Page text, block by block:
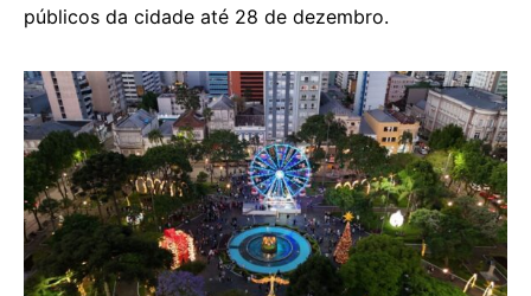
públicos da cidade até 28 de dezembro.